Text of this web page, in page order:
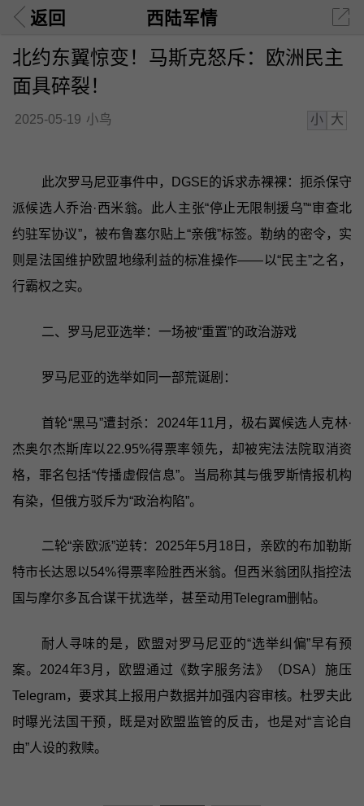
返回 西陆军情
北约东翼惊变！马斯克怒斥：欧洲民主
面具碎裂！
2025-05-19 小鸟 小 大
此次罗马尼亚事件中，DGSE的诉求赤裸裸：扼杀保守
派候选人乔治·西米翁。此人主张“停止无限制援乌”“审查北
约驻军协议”，被布鲁塞尔贴上“亲俄”标签。勒纳的密令，实
则是法国维护欧盟地缘利益的标准操作——以“民主”之名，
行霸权之实。
二、罗马尼亚选举：一场被“重置”的政治游戏
罗马尼亚的选举如同一部荒诞剧：
首轮“黑马”遭封杀：2024年11月，极右翼候选人克林·
杰奥尔杰斯库以22.95%得票率领先，却被宪法法院取消资
格，罪名包括“传播虚假信息”。当局称其与俄罗斯情报机构
有染，但俄方驳斥为“政治构陷”。
二轮“亲欧派”逆转：2025年5月18日，亲欧的布加勒斯
特市长达恩以54%得票率险胜西米翁。但西米翁团队指控法
国与摩尔多瓦合谋干扰选举，甚至动用Telegram删帖。
耐人寻味的是，欧盟对罗马尼亚的“选举纠偏”早有预
案。2024年3月，欧盟通过《数字服务法》（DSA）施压
Telegram，要求其上报用户数据并加强内容审核。杜罗夫此
时曝光法国干预，既是对欧盟监管的反击，也是对“言论自
由”人设的救赎。